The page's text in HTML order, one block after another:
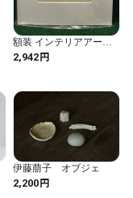
額装 インテリアアート
美人画 印刷 絵画 壁掛け
アンティーク調 インテ
2,942円
伊藤萠子 オブジェ
2,200円